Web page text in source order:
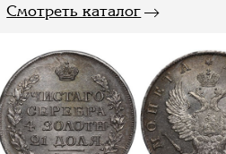
Смотреть каталог